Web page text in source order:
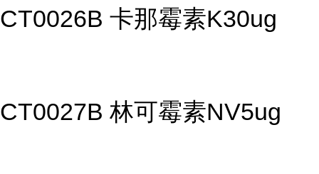
CT0026B 卡那霉素K30ug
CT0027B 林可霉素NV5ug